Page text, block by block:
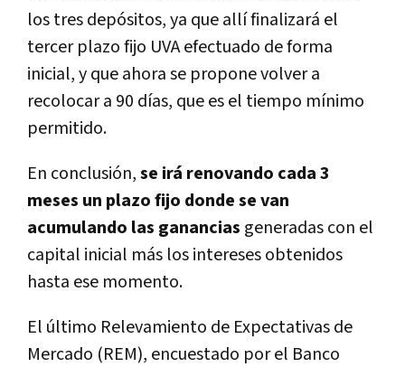
los tres depósitos, ya que allí finalizará el
tercer plazo fijo UVA efectuado de forma
inicial, y que ahora se propone volver a
recolocar a 90 días, que es el tiempo mínimo
permitido.
En conclusión,se irá renovando cada 3
meses un plazo fijo donde se van
acumulando las ganancias generadas con el
capital inicial más los intereses obtenidos
hasta ese momento.
El último Relevamiento de Expectativas de
Mercado (REM), encuestado por el Banco